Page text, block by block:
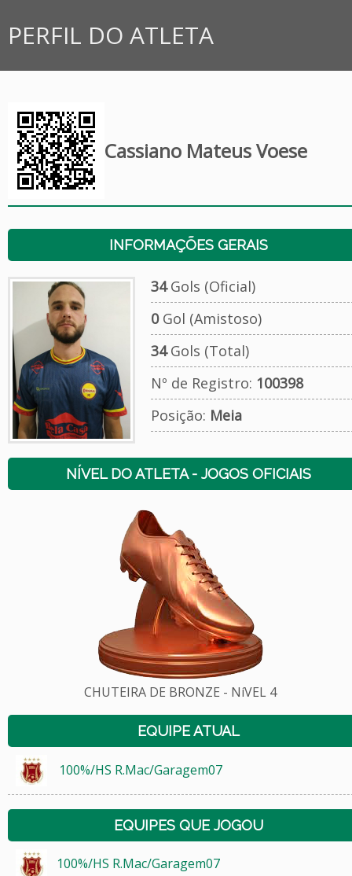
PERFIL DO ATLETA
Cassiano Mateus Voese
INFORMAÇÕES GERAIS
34Gols (Oficial)
0Gol (Amistoso)
34Gols (Total)
Nº de Registro: 100398
Posição: Meia
NÍVEL DO ATLETA - JOGOS OFICIAIS
CHUTEIRA DE BRONZE - NíVEL 4
EQUIPE ATUAL
100%/HS R.Mac/Garagem07
EQUIPES QUE JOGOU
100%/HS R.Mac/Garagem07